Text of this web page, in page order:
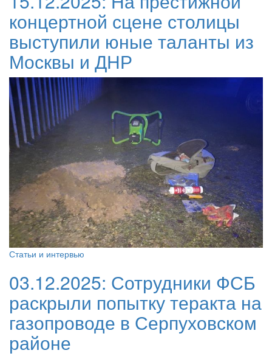
концертной сцене столицы
выступили юные таланты из
Москвы и ДНР
Статьи и интервью
03.12.2025: Сотрудники ФСБ
раскрыли попытку теракта на
газопроводе в Серпуховском
районе